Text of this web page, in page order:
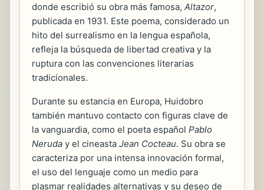
donde escribió su obra más famosa, Altazor,
publicada en 1931. Este poema, considerado un
hito del surrealismo en la lengua española,
refleja la búsqueda de libertad creativa y la
ruptura con las convenciones literarias
tradicionales.
Durante su estancia en Europa, Huidobro
también mantuvo contacto con figuras clave de
la vanguardia, como el poeta español Pablo
Neruda y el cineasta Jean Cocteau. Su obra se
caracteriza por una intensa innovación formal,
el uso del lenguaje como un medio para
plasmar realidades alternativas y su deseo de